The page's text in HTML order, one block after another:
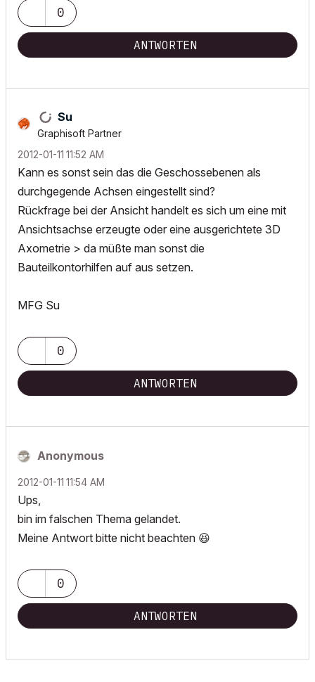
0
ANTWORTEN
Su
Graphisoft Partner
‎2012-01-11 11:52 AM
Kann es sonst sein das die Geschossebenen als
durchgegende Achsen eingestellt sind?
Rückfrage bei der Ansicht handelt es sich um eine mit
Ansichtsachse erzeugte oder eine ausgerichtete 3D
Axometrie > da müßte man sonst die
Bauteilkontorhilfen auf aus setzen.
MFG Su
0
ANTWORTEN
Anonymous
‎2012-01-11 11:54 AM
Ups,
bin im falschen Thema gelandet.
Meine Antwort bitte nicht beachten 😆
0
ANTWORTEN